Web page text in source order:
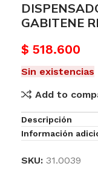
GABITENE
$ 518.600
Sin existencias
Add to
Descripción
Información
SKU: 31.0039